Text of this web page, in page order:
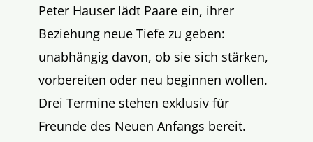
Peter Hauser lädt Paare ein, ihrer
Beziehung neue Tiefe zu geben:
unabhängig davon, ob sie sich stärken,
vorbereiten oder neu beginnen wollen.
Drei Termine stehen exklusiv für
Freunde des Neuen Anfangs bereit.